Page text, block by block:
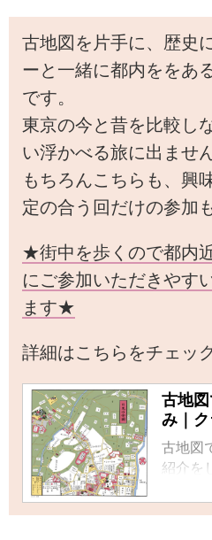
古地図を片手に、歴史
ーと一緒に都内ををあ
です。
東京の今と昔を比較し
い浮かべる旅に出ませ
もちろんこちらも、興
定の合う回だけの参加
★街中を歩くので都内
にご参加いただきやす
ます★
詳細はこちらをチェッ
古地
み｜
古地図
紹介を
行の